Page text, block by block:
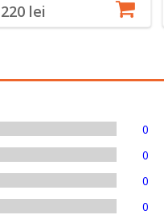
220 lei
0
0
0
0